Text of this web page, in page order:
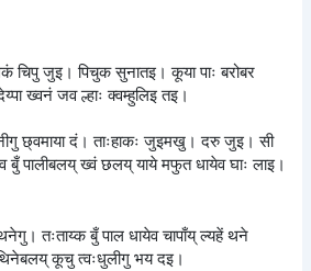
चिपु जुइ। पिचुक सुनातइ। कूया पाः बरोबर
ख्वनं जव ल्हाः क्वम्हुलिइ तइ।
छ्वमाया दं। ताःहाकः जुइमखु। दरु जुइ। सी
बुँ पालीबलय् ख्वं छलय् याये मफुत धायेव घाः लाइ।
तःताय्क बुँ पाल धायेव चापाँय् ल्यहें थने
कूचु त्वःधुलीगु भय दइ।